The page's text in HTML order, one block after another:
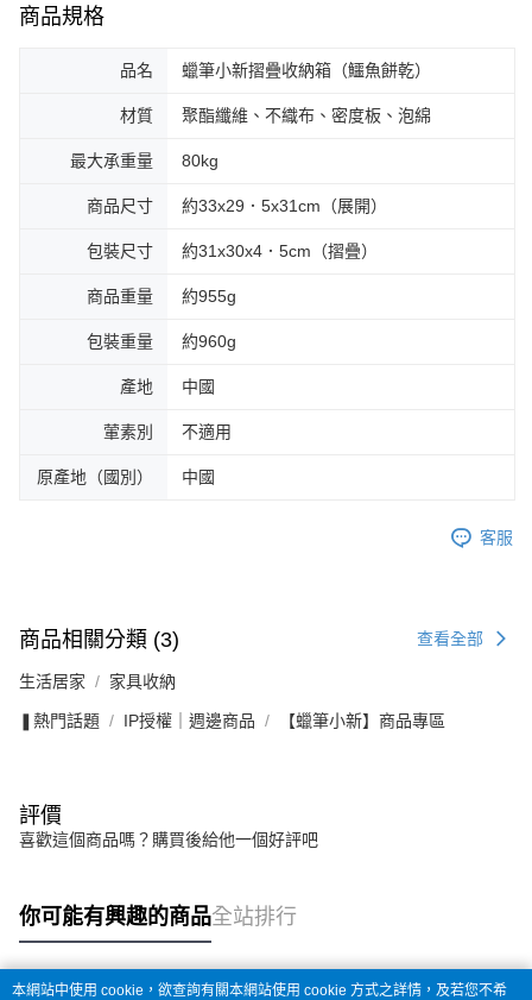
商品規格
品名 蠟筆小新摺疊收納箱（鱷魚餅乾）
材質 聚酯纖維、不織布、密度板、泡綿
最大承重量 80kg
商品尺寸 約33x29．5x31cm（展開）
包裝尺寸 約31x30x4．5cm（摺疊）
商品重量 約955g
包裝重量 約960g
產地 中國
葷素別 不適用
原產地（國別） 中國
客服
商品相關分類 (3) 查看全部
生活居家 家具收納
❚熱門話題 IP授權｜週邊商品 【蠟筆小新】商品專區
評價
喜歡這個商品嗎？購買後給他一個好評吧
你可能有興趣的商品全站排行
本網站中使用 cookie，欲查詢有關本網站使用 cookie 方式之詳情，及若您不希